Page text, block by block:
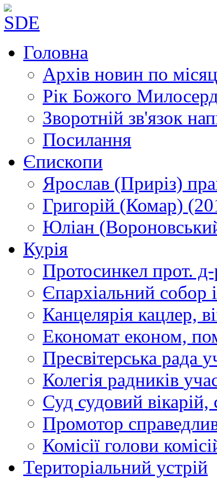
Головна
Архів новин по
Рік Божого
Зворотній зв'язок
Посилання
Єпископи
Ярослав (Приріз)
Григорій (Комар)
Юліан
Курія
Протосинкел прот.
Єпархіальний собор
Канцелярія кацлер,
Економат економ,
Пресвітерська рада
Колегія радників
Суд судовий вікарій,
Промотор
Комісії голови
Територіальний устрій